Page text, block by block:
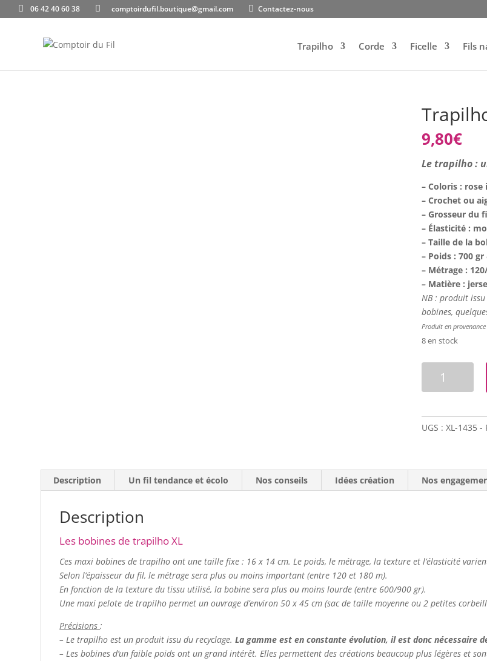
06 42 40 60 38 comptoirdufil.boutique@gmail.com Contactez-nous
Trapilho Corde Ficelle Fils
9,80€
Le trapilho :
– Coloris : rose
– Crochet ou
– Grosseur du
– Élasticité :
– Taille de la
– Poids : 700 gr
– Métrage :
– Matière :
NB : produit
bobines,
Produit en provenance
8 en stock
Bobine
incarnat
UGS :XL-1435 -
Description Un fil tendance et écolo Nos conseils Idées création Nos
Description
Les bobines de trapilho XL
Ces maxi bobines de trapilho ont une taille fixe : 16 x 14 cm.Le poids, le métrage, la texture et l’élasticité
Selon l’épaisseur du fil, le métrage sera plus ou moins important (entre 120 et 180 m).
En fonction de la texture du tissu utilisé, la bobine sera plus ou moins lourde (entre 600/900 gr).
Une maxi pelote de trapilho permet un ouvrage d’environ 50 x 45 cm (sac de taille moyenne ou 2 petites
Précisions:
– Le trapilho est un produit issu du recyclage.La gamme est en constante évolution, il est donc nécessaire
– Les bobines d’un faible poids ont un grand intérêt. Elles permettent des créations beaucoup plus légères et